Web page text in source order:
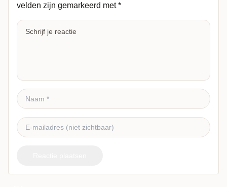
velden zijn gemarkeerd met*